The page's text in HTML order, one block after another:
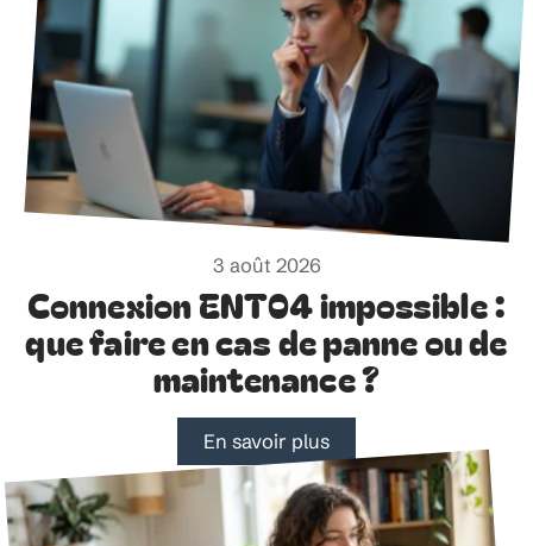
3 août 2026
Connexion ENT04 impossible :
que faire en cas de panne ou de
maintenance ?
En savoir plus